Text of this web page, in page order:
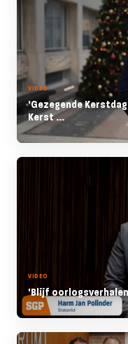
VIDEO
'Gezegende
Kerst ...
VIDEO
'Blijf